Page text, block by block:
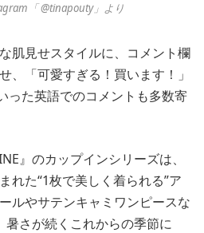
「 @tinapouty」より
肌見せスタイルに、コメント欄
、「可愛すぎる！買います！」
た英語でのコメントも多数寄
』のカップインシリーズは、
れた“1枚で美しく着られる”ア
ルやサテンキャミワンピースな
暑さが続くこれからの季節に